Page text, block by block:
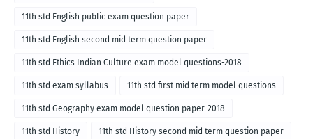
11th std English public exam question paper
11th std English second mid term question paper
11th std Ethics Indian Culture exam model questions-2018
11th std exam syllabus 11th std first mid term model questions
11th std Geography exam model question paper-2018
11th std History 11th std History second mid term question paper